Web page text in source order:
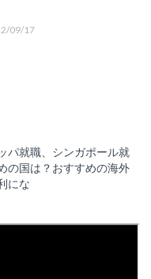
09/17
パ就職、シンガポール就
の国は？おすすめの海外
にな